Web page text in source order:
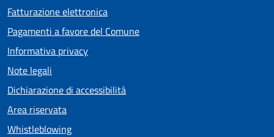
Fatturazione elettronica
Pagamenti a favore del Comune
Informativa privacy
Note legali
Dichiarazione di accessibilità
Area riservata
Whistleblowing